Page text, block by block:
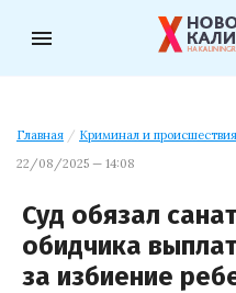
menu
Главная / Криминал и происшествия
22/08/2025 — 14:08
Суд обязал
обидчика
за избиение